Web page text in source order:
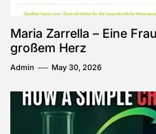
Maria Zarrella – Eine
großem Herz
Admin May 30, 2026